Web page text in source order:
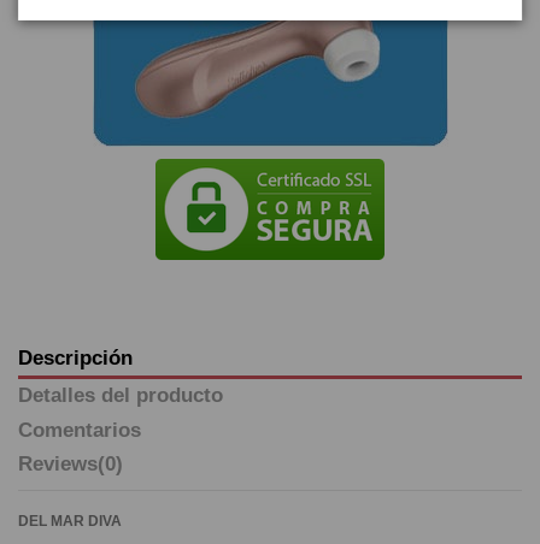
Descripción
Detalles del producto
Comentarios
Reviews(0)
DEL MAR DIVA